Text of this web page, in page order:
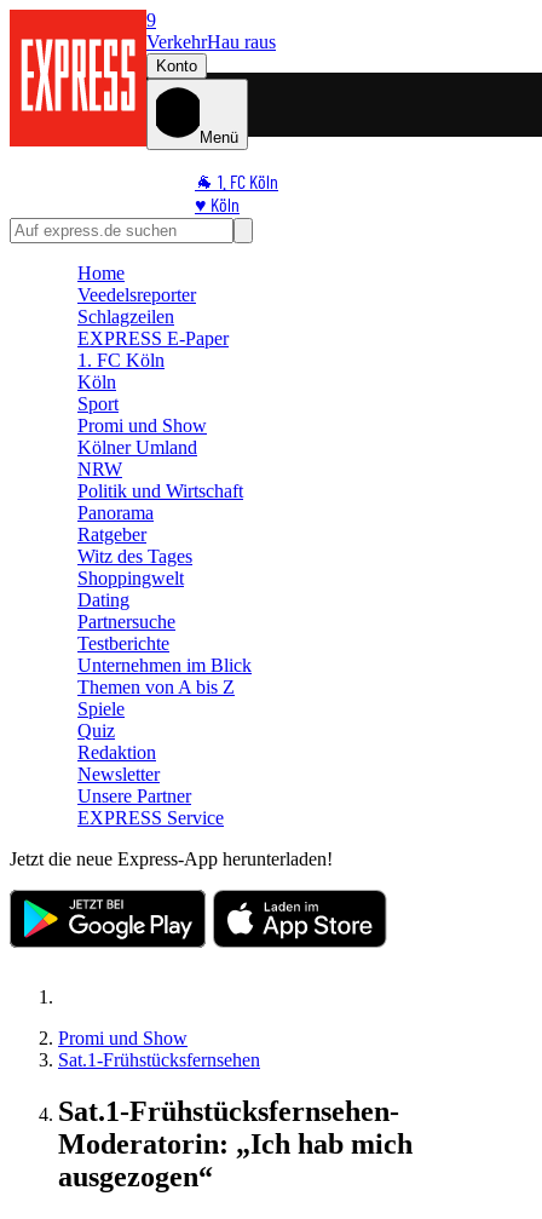
9
VerkehrHau raus
Konto
Menü
🐐 1. FC Köln
♥️ Köln
⭐ Promi
🛒 Shoppingwelt
Home
Veedelsreporter
Schlagzeilen
EXPRESS E-Paper
1. FC Köln
Köln
Sport
Promi und Show
Kölner Umland
NRW
Politik und Wirtschaft
Panorama
Ratgeber
Witz des Tages
Shoppingwelt
Dating
Partnersuche
Testberichte
Unternehmen im Blick
Themen von A bis Z
Spiele
Quiz
Redaktion
Newsletter
Unsere Partner
EXPRESS Service
Jetzt die neue Express-App herunterladen!
Promi und Show
Sat.1-Frühstücksfernsehen
Sat.1-Frühstücksfernsehen-
Moderatorin: „Ich hab mich
ausgezogen“